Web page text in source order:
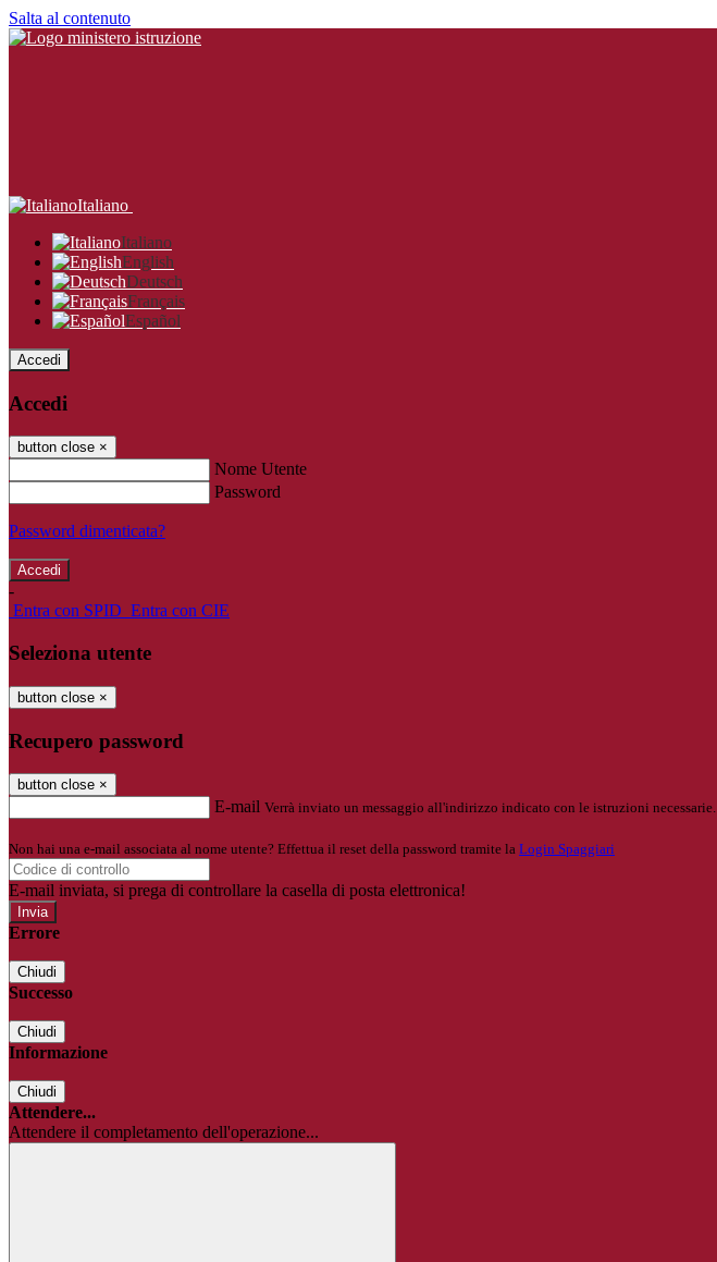
Salta al contenuto
Italiano
Italiano
English
Deutsch
Français
Español
Accedi
Accedi
button close ×
Nome Utente
Password
Password dimenticata?
-
Entra con SPID Entra con CIE
Seleziona utente
button close ×
Recupero password
button close ×
E-mail Verrà inviato un messaggio all'indirizzo indicato con le istruzioni necessarie.
Non hai una e-mail associata al nome utente? Effettua il reset della password tramite la Login Spaggiari
E-mail inviata, si prega di controllare la casella di posta elettronica!
Errore
Chiudi
Successo
Chiudi
Informazione
Chiudi
Attendere...
Attendere il completamento dell'operazione...